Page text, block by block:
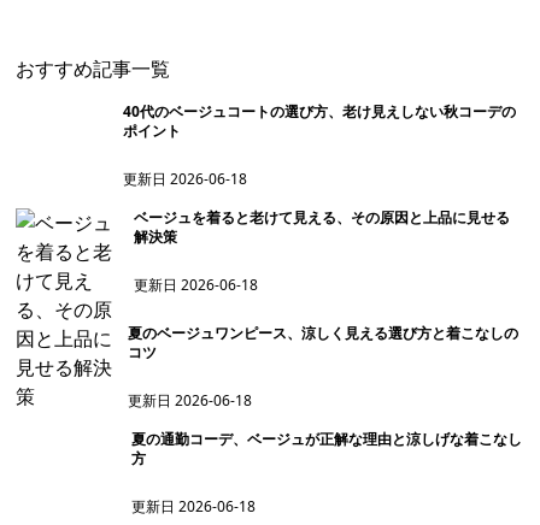
おすすめ記事一覧
40代のベージュコートの選び方、老け見えしない秋コーデの
ポイント
更新日 2026-06-18
ベージュを着ると老けて見える、その原因と上品に見せる
解決策
更新日2026-06-18
夏のベージュワンピース、涼しく見える選び方と着こなしの
コツ
更新日2026-06-18
夏の通勤コーデ、ベージュが正解な理由と涼しげな着こなし
方
更新日 2026-06-18